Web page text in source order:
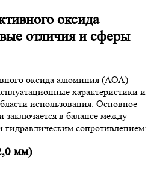
оксида
отличия и сферы
оксида алюминия (АОА)
характеристики и
использования. Основное
в балансе между
сопротивлением:
мм)